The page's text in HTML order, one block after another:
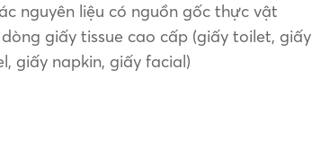
nguyên liệu có nguồn gốc thực vật
giấy tissue cao cấp (giấy toilet, giấy
giấy napkin, giấy facial)